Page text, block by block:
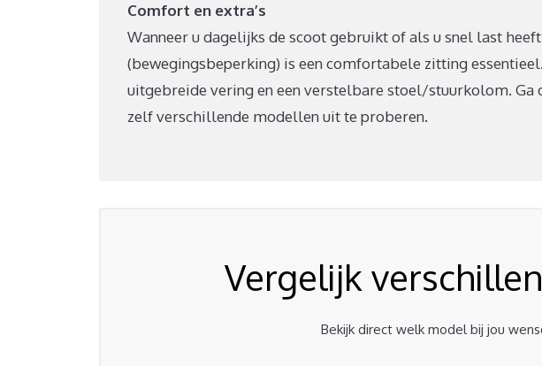
Comfort en extra’s
Wanneer u dagelijks de scoot gebruikt of als u snel last
(bewegingsbeperking) is een comfortabele zitting
uitgebreide vering en een verstelbare stoel/stuurkolom.
zelf verschillende modellen uit te proberen.
Vergelijk
Bekijk direct welk model bij jou